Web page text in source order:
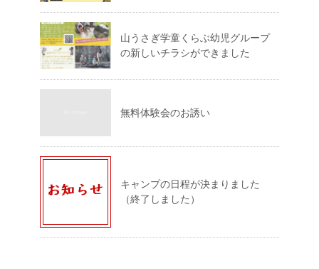
山うさぎ学童くらぶ幼児グループ
の新しいチラシができました
無料体験会のお誘い
キャンプの日程が決まりました
（終了しました）